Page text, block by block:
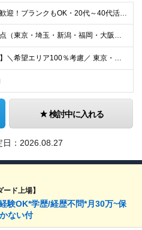
＼未経験大歓迎！ブランクもOK・20代～40代活躍中／ オフィスワーク初めての方もぜひご応募ください◎ ◆学歴不問 ◆未経験OK ◆既卒・第二新卒OK ～このような方にぴったりです～ ・安心の研修
全国の各拠点（東京・埼玉・新潟・福岡・大阪）で募集中！ 給与は以下の通り、勤務地により異なります。 新潟勤務の場合 201,000円〜201,000円（試用期間変更なし）＋賞与 東京・埼玉勤務の場合
【転勤なし】＼希望エリア100％考慮／ 東京・埼玉・新潟・福岡・大阪の各拠点 ※様々な企業の現場で、当社プロジェクトに加わり業務を行っていただきます。 ■新潟支店 〒950-0088 新潟県新潟市中
検討中に入れる
： 2026.08.27
ド上場】
験OK*学歴/経歴不問*月30万~保
ない付